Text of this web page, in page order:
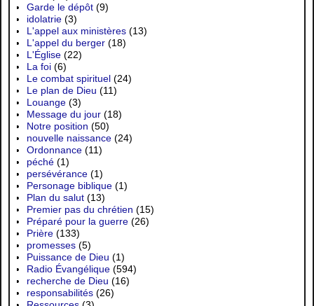
Garde le dépôt (9)
idolatrie (3)
L'appel aux ministères (13)
L'appel du berger (18)
L'Église (22)
La foi (6)
Le combat spirituel (24)
Le plan de Dieu (11)
Louange (3)
Message du jour (18)
Notre position (50)
nouvelle naissance (24)
Ordonnance (11)
péché (1)
persévérance (1)
Personage biblique (1)
Plan du salut (13)
Premier pas du chrétien (15)
Préparé pour la guerre (26)
Prière (133)
promesses (5)
Puissance de Dieu (1)
Radio Évangélique (594)
recherche de Dieu (16)
responsabilités (26)